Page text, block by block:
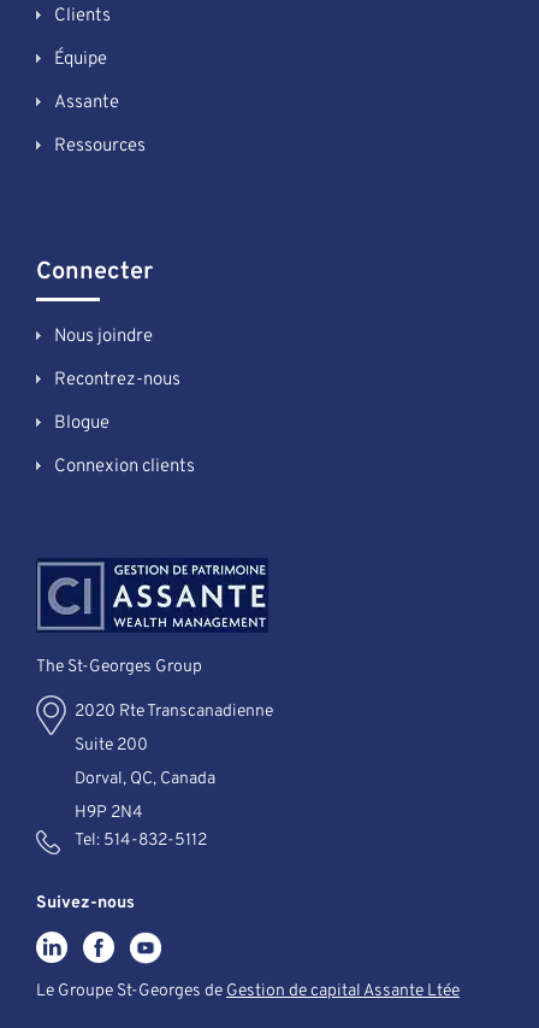
Clients
Équipe
Assante
Ressources
Connecter
Nous joindre
Recontrez-nous
Blogue
Connexion clients
The St-Georges Group
2020 Rte Transcanadienne
Suite 200
Dorval, QC, Canada
H9P 2N4
Tel: 514-832-5112
Suivez-nous
Le Groupe St-Georges deGestion de capital Assante Ltée